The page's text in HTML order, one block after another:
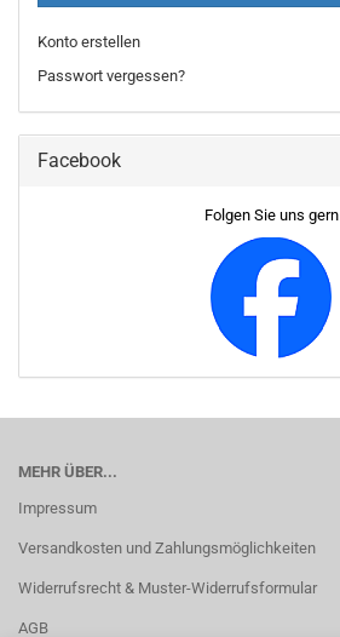
Konto erstellen
Passwort vergessen?
Facebook
Folgen Sie uns gern
MEHR ÜBER...
Impressum
Versandkosten und Zahlungsmöglichkeiten
Widerrufsrecht & Muster-Widerrufsformular
AGB